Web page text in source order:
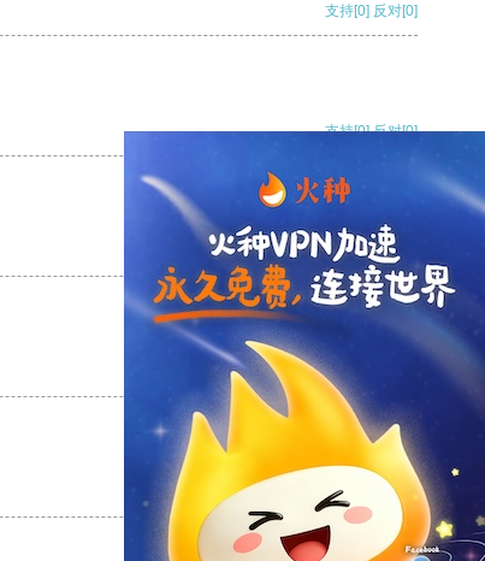
支持[0] 反对[0]
支持[0] 反对[0]
支持[0] 反对
支持
支持 反对 [0]